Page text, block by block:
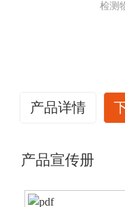
检测
产品详情
产品宣传册